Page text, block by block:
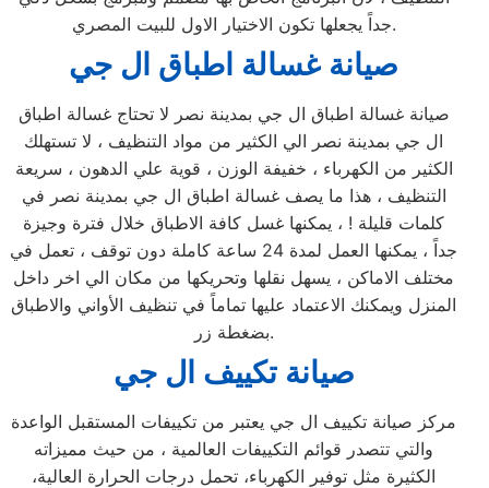
جداً يجعلها تكون الاختيار الاول للبيت المصري.
صيانة غسالة اطباق ال جي
صيانة غسالة اطباق ال جي بمدينة نصر لا تحتاج غسالة اطباق
ال جي بمدينة نصر الي الكثير من مواد التنظيف ، لا تستهلك
الكثير من الكهرباء ، خفيفة الوزن ، قوية علي الدهون ، سريعة
التنظيف ، هذا ما يصف غسالة اطباق ال جي بمدينة نصر في
كلمات قليلة ! ، يمكنها غسل كافة الاطباق خلال فترة وجيزة
جداً ، يمكنها العمل لمدة 24 ساعة كاملة دون توقف ، تعمل في
مختلف الاماكن ، يسهل نقلها وتحريكها من مكان الي اخر داخل
المنزل ويمكنك الاعتماد عليها تماماً في تنظيف الأواني والاطباق
بضغطة زر.
صيانة تكييف ال جي
مركز صيانة تكييف ال جي يعتبر من تكييفات المستقبل الواعدة
والتي تتصدر قوائم التكييفات العالمية ، من حيث مميزاته
الكثيرة مثل توفير الكهرباء، تحمل درجات الحرارة العالية،